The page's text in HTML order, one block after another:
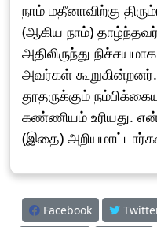
நாம் மதீனாவிற்கு
(ஆகிய நாம்)
அதிலிருந்து
அவர்கள்
தூதருக்கும்
கண்ணியம் உரியது.
(இதை)
Facebook